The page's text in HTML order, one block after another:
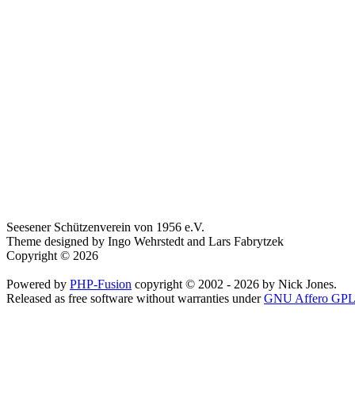
Seesener Schützenverein von 1956 e.V.
Theme designed by Ingo Wehrstedt and Lars Fabrytzek
Copyright © 2026
Powered by PHP-Fusion copyright © 2002 - 2026 by Nick Jones.
Released as free software without warranties underGNU Affero GPL